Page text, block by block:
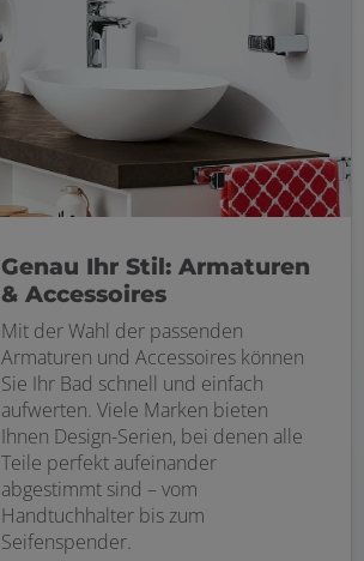
Genau Ihr Stil: Armaturen
& Accessoires
Mit der Wahl der passenden
Armaturen und Accessoires können
Sie Ihr Bad schnell und einfach
aufwerten. Viele Marken bieten
Ihnen Design-Serien, bei denen alle
Teile perfekt aufeinander
abgestimmt sind – vom
Handtuchhalter bis zum
Seifenspender.